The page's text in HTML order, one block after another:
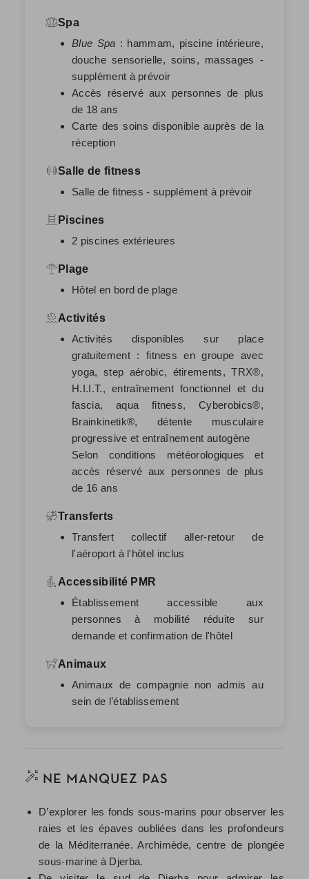
Spa
Blue Spa : hammam, piscine intérieure,
douche sensorielle, soins, massages -
supplément à prévoir
Accès réservé aux personnes de plus
de 18 ans
Carte des soins disponible auprès de la
réception
Salle de fitness
Salle de fitness - supplément à prévoir
Piscines
2 piscines extérieures
Plage
Hôtel en bord de plage
Activités
Activités disponibles sur place
gratuitement : fitness en groupe avec
yoga, step aérobic, étirements, TRX®,
H.I.I.T., entraînement fonctionnel et du
fascia, aqua fitness, Cyberobics®,
Brainkinetik®, détente musculaire
progressive et entraînement autogène
Selon conditions météorologiques et
accès réservé aux personnes de plus
de 16 ans
Transferts
Transfert collectif aller-retour de
l'aéroport à l'hôtel inclus
Accessibilité PMR
Établissement accessible aux
personnes à mobilité réduite sur
demande et confirmation de l'hôtel
Animaux
Animaux de compagnie non admis au
sein de l’établissement
NE MANQUEZ PAS
D’explorer les fonds sous-marins pour observer les
raies et les épaves oubliées dans les profondeurs
de la Méditerranée. Archimède, centre de plongée
sous-marine à Djerba.